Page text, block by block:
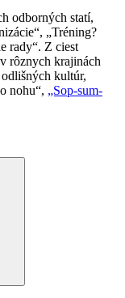
odborných statí,
„Tréning?
rady“. Z ciest
rôznych krajinách
kultúr,
nohu“, „Sop-sum-